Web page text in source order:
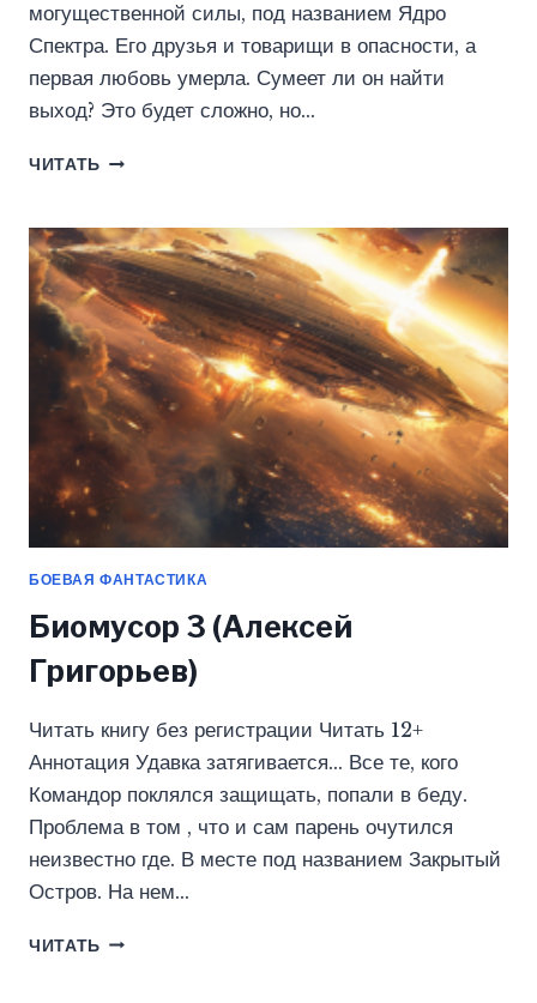
могущественной силы, под названием Ядро
Спектра. Его друзья и товарищи в опасности, а
первая любовь умерла. Сумеет ли он найти
выход? Это будет сложно, но…
ЧИТАТЬ СПЕКТР-7
ГРИГОРЬЕВ)
БОЕВАЯ ФАНТАСТИКА
Биомусор 3 (Алексей
Григорьев)
Читать книгу без регистрации Читать 12+
Аннотация Удавка затягивается… Все те, кого
Командор поклялся защищать, попали в беду.
Проблема в том , что и сам парень очутился
неизвестно где. В месте под названием Закрытый
Остров. На нем…
ЧИТАТЬ БИОМУСОР